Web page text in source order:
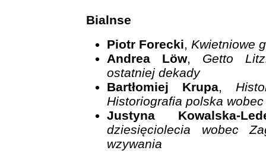
Bialnse
Piotr Forecki, Kwietniowe
Andrea Löw, Getto
ostatniej dekady
Bartłomiej Krupa,
Historiografia polska
Justyna Kowalska-
dziesięciolecia wobec
wzywania